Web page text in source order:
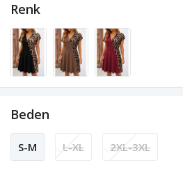
Renk
Beden
S-M L-XL 2XL-3XL